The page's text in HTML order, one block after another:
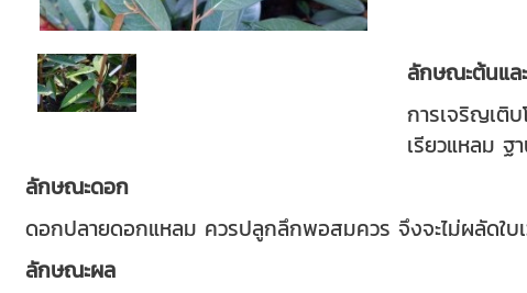
ลักษณะต้นแล
การเจริญเติ
เรียวแหลม
ลักษณะดอก
ดอกปลายดอกแหลม ควรปลูกลึกพอสมควร จึงจะไม่ผลัดใบ
ลักษณะผล